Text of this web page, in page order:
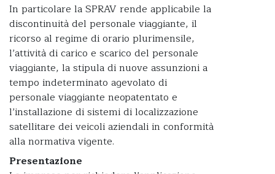
In particolare la SPRAV rende applicabile la
discontinuità del personale viaggiante, il
ricorso al regime di orario plurimensile,
l’attività di carico e scarico del personale
viaggiante, la stipula di nuove assunzioni a
tempo indeterminato agevolato di
personale viaggiante neopatentato e
l’installazione di sistemi di localizzazione
satellitare dei veicoli aziendali in conformità
alla normativa vigente.
Presentazione